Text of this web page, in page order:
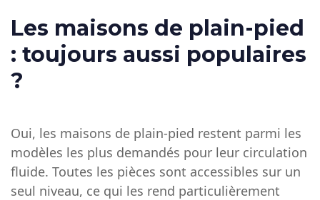
Les maisons de plain-pied
: toujours aussi populaires
?
Oui, les maisons de plain-pied restent parmi les
modèles les plus demandés pour leur circulation
fluide. Toutes les pièces sont accessibles sur un
seul niveau, ce qui les rend particulièrement